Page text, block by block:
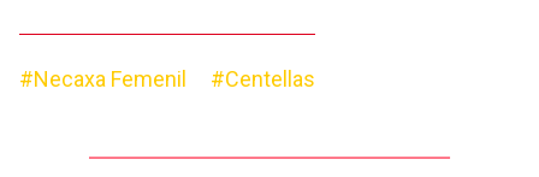
#Necaxa Femenil #Centellas